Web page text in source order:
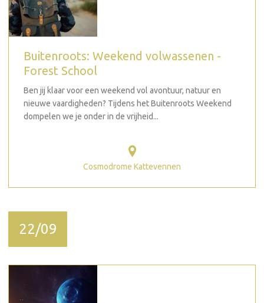
Buitenroots: Weekend volwassenen -
Forest School
Ben jij klaar voor een weekend vol avontuur, natuur en
nieuwe vaardigheden? Tijdens het Buitenroots Weekend
dompelen we je onder in de vrijheid...
Cosmodrome Kattevennen
22/09